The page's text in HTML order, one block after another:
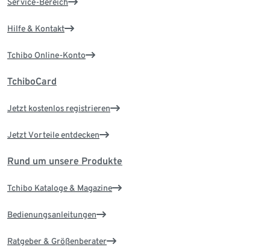
Service-Bereich
Hilfe & Kontakt
Tchibo Online-Konto
TchiboCard
Jetzt kostenlos registrieren
Jetzt Vorteile entdecken
Rund um unsere Produkte
Tchibo Kataloge & Magazine
Bedienungsanleitungen
Ratgeber & Größenberater